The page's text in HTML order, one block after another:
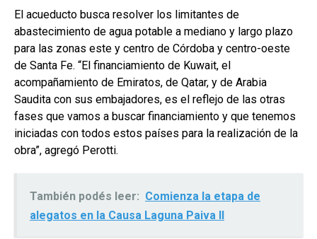
El acueducto busca resolver los limitantes de
abastecimiento de agua potable a mediano y largo plazo
para las zonas este y centro de Córdoba y centro-oeste
de Santa Fe. “El financiamiento de Kuwait, el
acompañamiento de Emiratos, de Qatar, y de Arabia
Saudita con sus embajadores, es el reflejo de las otras
fases que vamos a buscar financiamiento y que tenemos
iniciadas con todos estos países para la realización de la
obra”, agregó Perotti.
También podés leer: Comienza la etapa de
alegatos en la Causa Laguna Paiva II